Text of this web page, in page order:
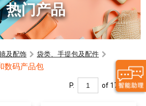
热门产品
及配饰 袋类、手提包及配件
数码产品包
P. of 17